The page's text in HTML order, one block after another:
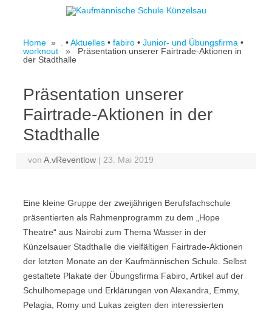
Home » •Aktuelles • fabiro • Junior- und Übungsfirma •
worknout » Präsentation unserer Fairtrade-Aktionen in
der Stadthalle
Präsentation unserer
Fairtrade-Aktionen in der
Stadthalle
vonA.vReventlow | 23. Mai 2019
Eine kleine Gruppe der zweijährigen Berufsfachschule
präsentierten als Rahmenprogramm zu dem „Hope
Theatre“ aus Nairobi zum Thema Wasser in der
Künzelsauer Stadthalle die vielfältigen Fairtrade-Aktionen
der letzten Monate an der Kaufmännischen Schule. Selbst
gestaltete Plakate der Übungsfirma Fabiro, Artikel auf der
Schulhomepage und Erklärungen von Alexandra, Emmy,
Pelagia, Romy und Lukas zeigten den interessierten